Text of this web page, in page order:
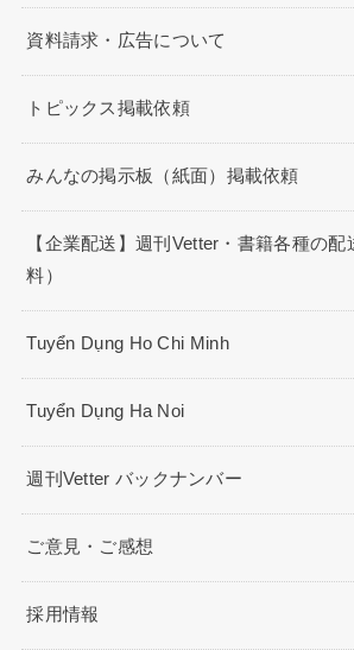
資料請求・広告について
トピックス掲載依頼
みんなの掲示板（紙面）掲載依頼
【企業配送】週刊Vetter・書籍各種の
料）
Tuyển Dụng Ho Chi Minh
Tuyển Dụng Ha Noi
週刊Vetter バックナンバー
ご意見・ご感想
採用情報